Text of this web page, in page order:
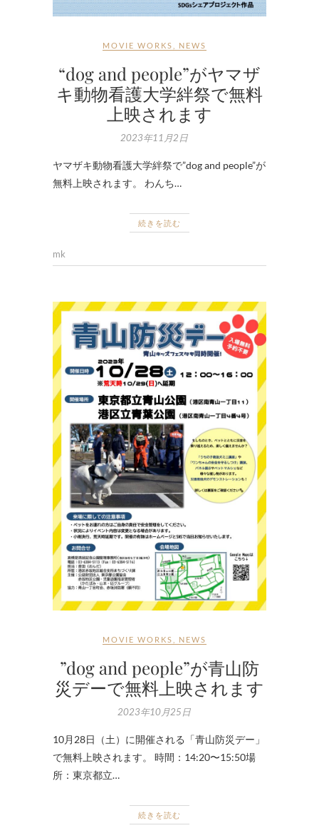
MOVIE WORKS NEWS
“dog and people”がヤマザ
キ動物看護大学絆祭で無料
上映されます
2023年11月2日
ヤマザキ動物看護大学絆祭で”dog and people”が
無料上映されます。 わんち…
続きを読む
mk
MOVIE WORKS NEWS
”dog and people”が青山防
災デーで無料上映されます
2023年10月25日
10月28日（土）に開催される「青山防災デー」
で無料上映されます。 時間：14:20〜15:50場
所：東京都立…
続きを読む